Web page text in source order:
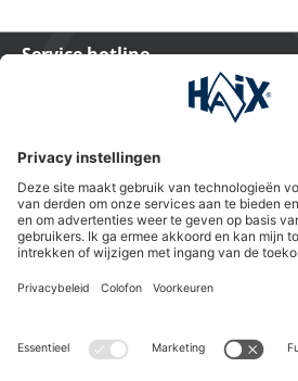
Service hotline
HAIX Group
Shop Service
Nieuwsbrief
Volg ons